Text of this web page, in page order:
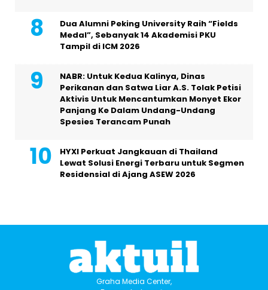
Dua Alumni Peking University Raih “Fields
Medal”, Sebanyak 14 Akademisi PKU
Tampil di ICM 2026
NABR: Untuk Kedua Kalinya, Dinas
Perikanan dan Satwa Liar A.S. Tolak Petisi
Aktivis Untuk Mencantumkan Monyet Ekor
Panjang Ke Dalam Undang-Undang
Spesies Terancam Punah
HYXI Perkuat Jangkauan di Thailand
Lewat Solusi Energi Terbaru untuk Segmen
Residensial di Ajang ASEW 2026
Graha Media Center,